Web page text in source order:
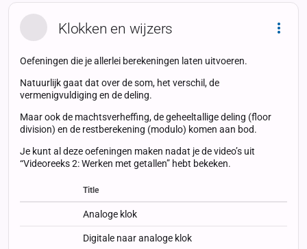
Klokken en wijzers
Oefeningen die je allerlei berekeningen laten uitvoeren.
Natuurlijk gaat dat over de som, het verschil, de
vermenigvuldiging en de deling.
Maar ook de machtsverheffing, de geheeltallige deling (floor
division) en de restberekening (modulo) komen aan bod.
Je kunt al deze oefeningen maken nadat je de video’s uit
“Videoreeks 2: Werken met getallen” hebt bekeken.
StatusStatus Type
Title
Analoge klok
Digitale naar analoge klok